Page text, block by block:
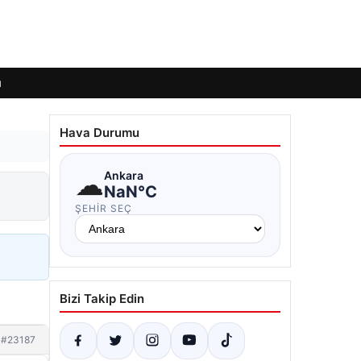
#23187
Hava Durumu
☁Ankara
NaN°C
ŞEHIR SEÇ
Bizi Takip Edin